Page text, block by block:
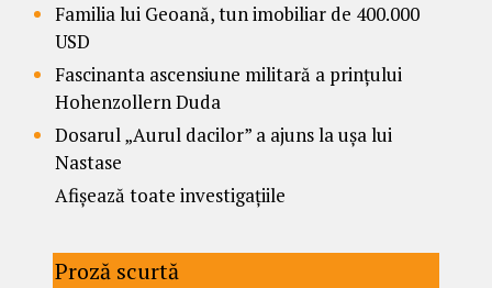
Familia lui Geoană, tun imobiliar de 400.000
USD
Fascinanta ascensiune militară a prințului
Hohenzollern Duda
Dosarul „Aurul dacilor” a ajuns la ușa lui
Nastase
Afișează toate investigațiile
Proză scurtă